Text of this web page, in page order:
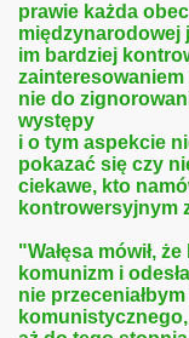
prawie każda
międzynarodowej
im bardziej
nie do
występy
i o tym aspekcie
pokazać się czy
ciekawe, kto
kontrowersyjnym
"Wałęsa mówił,
komunizm i
nie
komunistycznego,